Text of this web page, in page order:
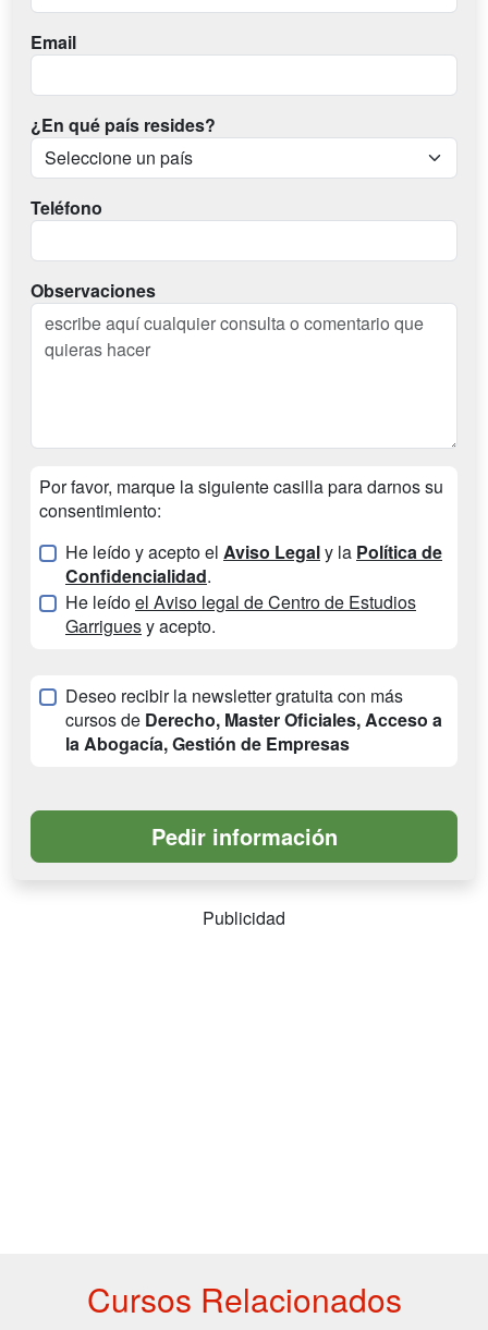
Email
¿En qué país resides?
Teléfono
Observaciones
Por favor, marque la siguiente casilla para darnos su
consentimiento:
He leído y acepto el Aviso Legaly la Política de
Confidencialidad.
He leídoel Aviso legal de Centro de Estudios
Garriguesy acepto.
Deseo recibir la newsletter gratuita con más
cursos de Derecho, Master Oficiales, Acceso a
la Abogacía, Gestión de Empresas
Publicidad
Cursos Relacionados